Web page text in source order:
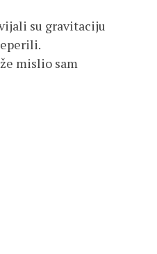
su gravitaciju
mislio sam